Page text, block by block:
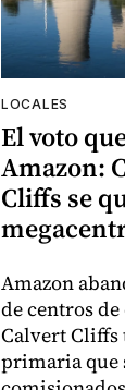
LOCALES
El voto
Amazon:
Cliffs se
Amazon
de centros de
Calvert Cliffs
primaria que